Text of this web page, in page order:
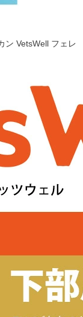
ン VetsWell フェレ